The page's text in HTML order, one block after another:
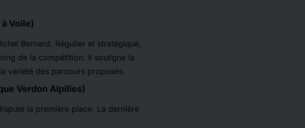
Voile)
Bernard. Régulier et stratégique,
de la compétition. Il souligne la
variété des parcours proposés.
Verdon Alpilles)
la première place. La dernière